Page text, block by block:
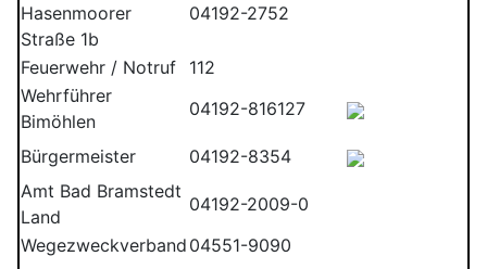
Hasenmoorer
Straße 1b
04192-2752
Feuerwehr / Notruf
112
Wehrführer
Bimöhlen
04192-816127
Bürgermeister
04192-8354
Amt Bad Bramstedt
Land
04192-2009-0
Wegezweckverband 04551-9090